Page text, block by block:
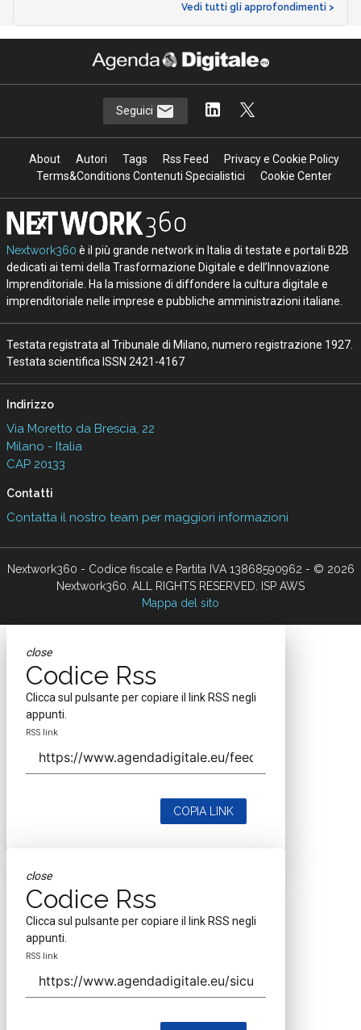
Vedi tutti gli approfondimenti >
Seguici
About Autori Tags Rss Feed
Privacy e Cookie Policy
Terms&Conditions Contenuti Specialistici
Cookie Center
Nextwork360 è il più grande network in Italia di testate e portali B2B
dedicati ai temi della Trasformazione Digitale e dell’Innovazione
Imprenditoriale. Ha la missione di diffondere la cultura digitale e
imprenditoriale nelle imprese e pubbliche amministrazioni italiane.
Testata registrata al Tribunale di Milano, numero registrazione 1927.
Testata scientifica ISSN 2421-4167
Indirizzo
Via Moretto da Brescia, 22
Milano - Italia
CAP 20133
Contatti
Contatta il nostro team per maggiori informazioni
Nextwork360 - Codice fiscale e Partita IVA 13868590962 - © 2026
Nextwork360. ALL RIGHTS RESERVED. ISP AWS
Mappa del sito
close
Codice Rss
Clicca sul pulsante per copiare il link RSS negli
appunti.
RSS link
COPIA LINK
close
Codice Rss
Clicca sul pulsante per copiare il link RSS negli
appunti.
RSS link